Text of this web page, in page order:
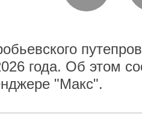
года. Об этом
"Макс".